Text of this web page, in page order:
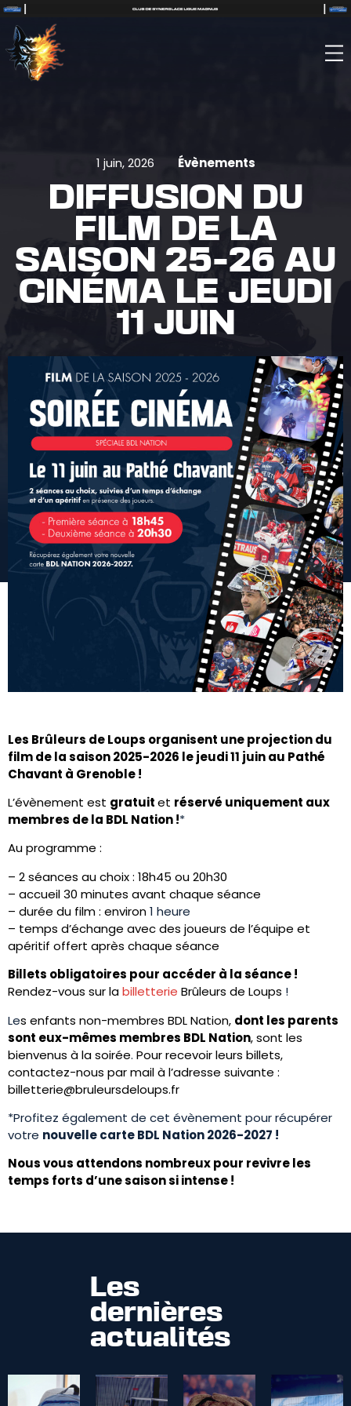
1 juin, 2026 Évènements
DIFFUSION DU
FILM DE LA
SAISON 25-26 AU
CINÉMA LE JEUDI
11 JUIN
Les Brûleurs de Loups organisent une projection du
film de la saison 2025-2026 le jeudi 11 juin au Pathé
Chavant à Grenoble !
L’évènement est gratuitet réservé uniquement aux
membres de la BDL Nation !*
Au programme :
– 2 séances au choix : 18h45 ou 20h30
– accueil 30 minutes avant chaque séance
– durée du film : environ1 heure
– temps d’échange avec des joueurs de l’équipe et
apéritif offert après chaque séance
Billets obligatoires pour accéder à la séance !
Rendez-vous sur labilletterie Brûleurs de Loups !
Les enfants non-membres BDL Nation, dont les parents
sont eux-mêmes membres BDL Nation, sont les
bienvenus à la soirée. Pour recevoir leurs billets,
contactez-nous par mail à l’adresse suivante :
billetterie@bruleursdeloups.fr
*Profitez également de cet évènement pour récupérer
votre nouvelle carte BDL Nation 2026-2027 !
Nous vous attendons nombreux pour revivre les
temps forts d’une saison si intense !
Les
dernières
actualités